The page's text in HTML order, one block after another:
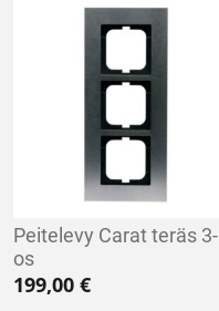
Peitelevy Carat teräs 3-
os
199,00 €